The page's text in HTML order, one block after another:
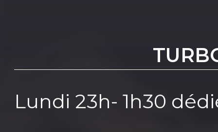
Lundi 23h- 1h30